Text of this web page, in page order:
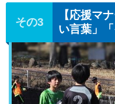
【応援マ
い言葉」